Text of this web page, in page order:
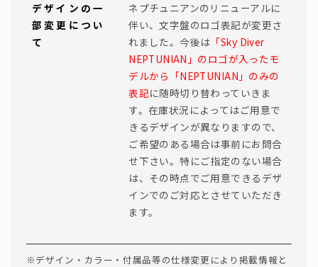
デザインの一
部変更につい
て
ネプチュニアンのリニューアルに
伴い、文字盤のロゴ表記が変更さ
れました。今後は 「Sky Diver
NEPTUNIAN」のロゴが入ったモ
デルから「NEPTUNIAN」のみの
表記に随時切り替わっていきま
す。在庫状況によってはご用意で
きるデザインが異なりますので、
ご希望のある場合は事前にお問合
せ下さい。特にご指定のない場合
は、その時点でご用意できるデザ
インでのご対応とさせていただき
ます。
※デザイン・カラー・付属品等の仕様変更により掲載情報と